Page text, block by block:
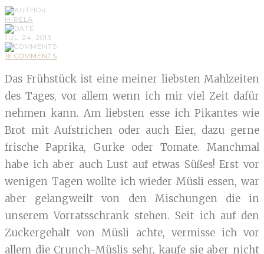
MIRELA
JUL, 24, 2013
16 COMMENTS
Das Frühstück ist eine meiner liebsten Mahlzeiten
des Tages, vor allem wenn ich mir viel Zeit dafür
nehmen kann. Am liebsten esse ich Pikantes wie
Brot mit Aufstrichen oder auch Eier, dazu gerne
frische Paprika, Gurke oder Tomate. Manchmal
habe ich aber auch Lust auf etwas Süßes! Erst vor
wenigen Tagen wollte ich wieder Müsli essen, war
aber gelangweilt von den Mischungen die in
unserem Vorratsschrank stehen. Seit ich auf den
Zuckergehalt von Müsli achte, vermisse ich vor
allem die Crunch-Müslis sehr, kaufe sie aber nicht